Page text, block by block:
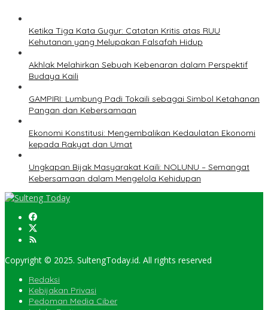
Ketika Tiga Kata Gugur: Catatan Kritis atas RUU
Kehutanan yang Melupakan Falsafah Hidup
Akhlak Melahirkan Sebuah Kebenaran dalam Perspektif
Budaya Kaili
GAMPIRI: Lumbung Padi Tokaili sebagai Simbol Ketahanan
Pangan dan Kebersamaan
Ekonomi Konstitusi: Mengembalikan Kedaulatan Ekonomi
kepada Rakyat dan Umat
Ungkapan Bijak Masyarakat Kaili: NOLUNU – Semangat
Kebersamaan dalam Mengelola Kehidupan
Copyright © 2025. SultengToday.id. All rights reserved
Redaksi
Kebijakan Privasi
Pedoman Media Ciber